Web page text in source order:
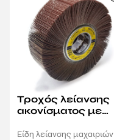
Τροχός λείανσης
ακονίσματος με
SM611
Είδη λείανσης μαχαιριών